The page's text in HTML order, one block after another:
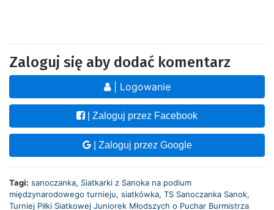
Zaloguj się aby dodać komentarz
| Logowanie
| Zaloguj przez Facebook
| Zaloguj przez Google
Tagi: sanoczanka, Siatkarki z Sanoka na podium
międzynarodowego turnieju, siatkówka, TS Sanoczanka Sanok,
Turniej Piłki Siatkowej Juniorek Młodszych o Puchar Burmistrza